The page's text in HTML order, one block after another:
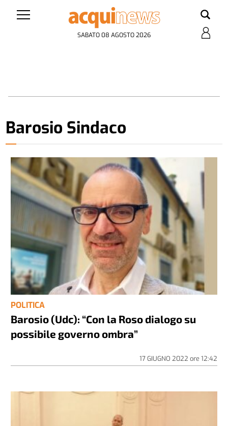
SABATO 08 AGOSTO 2026
Barosio Sindaco
POLITICA
Barosio (Udc): “Con la Roso dialogo su
possibile governo ombra”
17 GIUGNO 2022 ore 12:42